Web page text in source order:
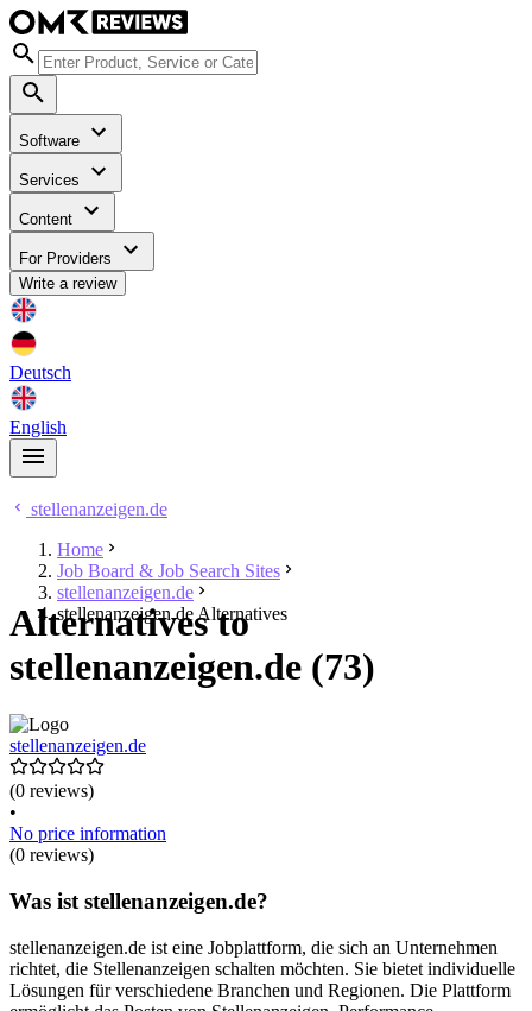
Software
Services
Content
For Providers
Write a review
Deutsch
English
stellenanzeigen.de
Home
Job Board & Job Search Sites
stellenanzeigen.de
stellenanzeigen.de Alternatives
Alternatives to
stellenanzeigen.de (73)
stellenanzeigen.de
(0 reviews)
•
No price information
(0 reviews)
Was ist stellenanzeigen.de?
stellenanzeigen.de ist eine Jobplattform, die sich an Unternehmen
richtet, die Stellenanzeigen schalten möchten. Sie bietet individuelle
Lösungen für verschiedene Branchen und Regionen. Die Plattform